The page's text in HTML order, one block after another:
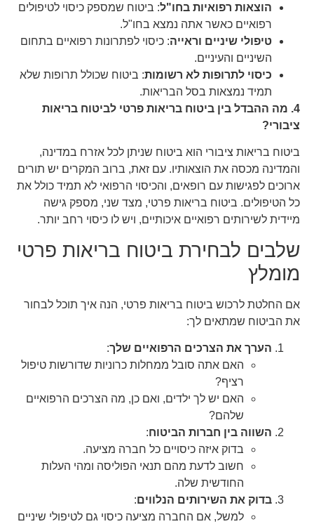
הוצאות רפואיות בחו"ל: ביטוח שמספק כיסוי לטיפולים
רפואיים כאשר אתה נמצא בחו"ל.
טיפולי שיניים וראייה: כיסוי לפתרונות רפואיים בתחום
השיניים והעיניים.
כיסוי לתרופות לא רשומות: ביטוח שכולל תרופות שלא
תמיד נמצאות בסל הבריאות.
4. מה ההבדל בין ביטוח בריאות פרטי לביטוח בריאות
ציבורי?
ביטוח בריאות ציבורי הוא ביטוח שניתן לכל אזרח במדינה,
והמדינה מכסה את הוצאותיו. עם זאת, ברוב המקרים יש תורים
ארוכים לפגישות עם רופאים, והכיסוי הרפואי לא תמיד כולל את
כל הטיפולים. ביטוח בריאות פרטי, מצד שני, מספק גישה
מיידית לשירותים רפואיים איכותיים, ויש לו כיסוי רחב יותר.
שלבים לבחירת ביטוח בריאות פרטי
מומלץ
אם החלטת לרכוש ביטוח בריאות פרטי, הנה איך תוכל לבחור
את הביטוח שמתאים לך:
הערך את הצרכים הרפואיים שלך:
האם אתה סובל ממחלות כרוניות שדורשות טיפול
רציף?
האם יש לך ילדים, ואם כן, מה הצרכים הרפואיים
שלהם?
השווה בין חברות הביטוח:
בדוק איזה כיסויים כל חברה מציעה.
חשוב לדעת מהם תנאי הפוליסה ומהי העלות
החודשית שלה.
בדוק את השירותים הנלווים:
למשל, אם החברה מציעה כיסוי גם לטיפולי שיניים